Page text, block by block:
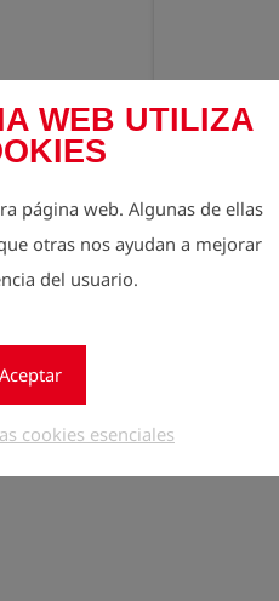
WEB UTILIZA
página web. Algunas de ellas
otras nos ayudan a mejorar
del usuario.
Aceptar
cookies esenciales
lock